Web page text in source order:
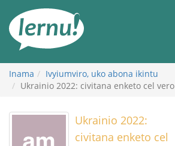
rupapuro
rw'ibirimwo
Inama
Ivyiumviro, uko abona ikintu
Ukrainio 2022: civitana enketo cel vero
Ukrainio 2022:
civitana enketo cel